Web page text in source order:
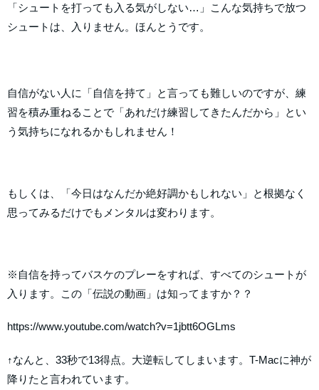
「シュートを打っても入る気がしない…」こんな気持ちで放つ
シュートは、入りません。ほんとうです。
自信がない人に「自信を持て」と言っても難しいのですが、練
習を積み重ねることで「あれだけ練習してきたんだから」とい
う気持ちになれるかもしれません！
もしくは、「今日はなんだか絶好調かもしれない」と根拠なく
思ってみるだけでもメンタルは変わります。
※自信を持ってバスケのプレーをすれば、すべてのシュートが
入ります。この「伝説の動画」は知ってますか？？
https://www.youtube.com/watch?v=1jbtt6OGLms
↑なんと、33秒で13得点。大逆転してしまいます。T-Macに神が
降りたと言われています。